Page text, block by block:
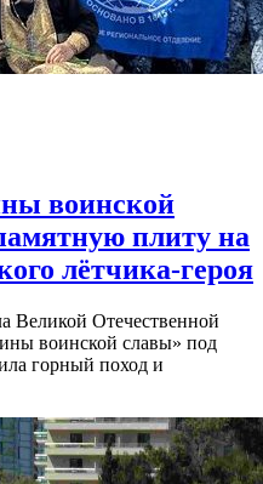
воинской
плиту на
лётчика-героя
Великой Отечественной
воинской славы» под
горный поход и